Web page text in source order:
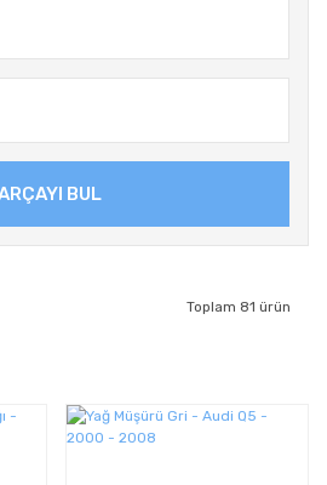
BUL
Toplam 81 ürün